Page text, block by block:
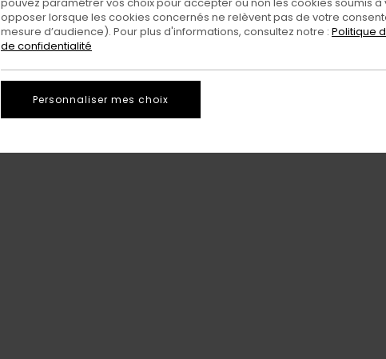
opposer lorsque les cookies concernés ne relèvent pas de votre
mesure d’audience). Pour plus d'informations, consultez notre : Politique
de confidentialité
Personnaliser mes choix